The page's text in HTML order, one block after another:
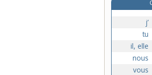
écart [II],
écarté [I],
écarté, -
j’
tu
il, elle
nous
vous